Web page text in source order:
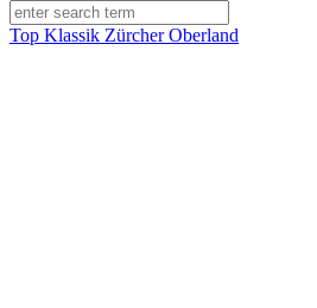
Top Klassik Zürcher Oberland